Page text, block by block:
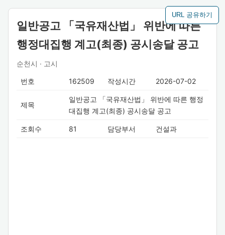
URL 공유하기
일반공고 「국유재산법」 위반에 따른
행정대집행 계고(최종) 공시송달 공고
순천시 · 고시
번호 162509 작성시간 2026-07-02
제목
일반공고 「국유재산법」 위반에 따른 행정
대집행 계고(최종) 공시송달 공고
조회수 81 담당부서 건설과